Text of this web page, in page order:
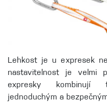
Lehkost je u expresek
nastavitelnost je velmi
expresky kombinují
jednoduchým a